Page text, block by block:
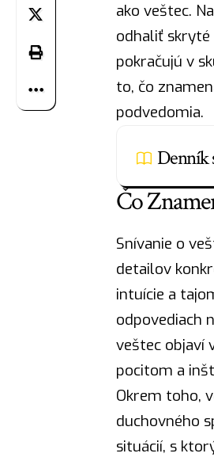
ako veštec.
odhaliť skryté
pokračujú v
to, čo
podvedomia.
Denník
Čo
Snívanie o
detailov
intuície a
odpovediach
veštec objaví
pocitom a
Okrem toho,
duchovného
situácií, s